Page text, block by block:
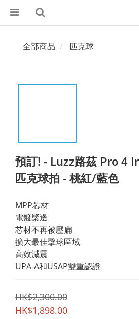
全部商品 匹克球
預訂! - Luzz路茲 Pro 4
匹克球拍 - 桃紅/藍色
MPP芯材
電鍍槳邊
芯材不再被壓扁
擴大最佳擊球區域
高效減震
UPA-A和USAP雙重認證
HK$2,300.00
HK$1,898.00